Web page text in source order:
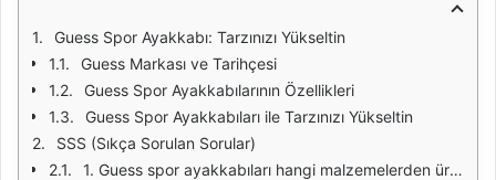
Guess Spor Ayakkabı: Tarzınızı Yükseltin
Guess Markası ve Tarihçesi
Guess Spor Ayakkabılarının Özellikleri
Guess Spor Ayakkabıları ile Tarzınızı Yükseltin
SSS (Sıkça Sorulan Sorular)
1. Guess spor ayakkabıları hangi malzemelerden üretilmektedir?